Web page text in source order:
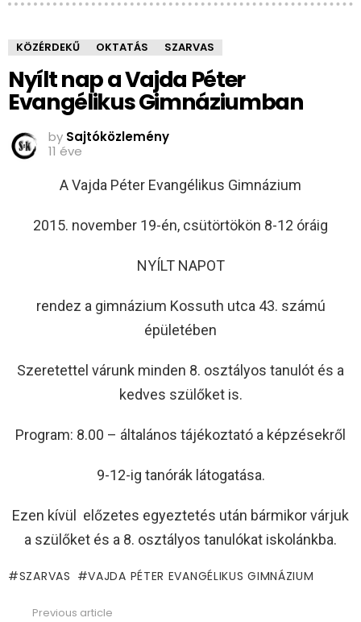
KÖZÉRDEKŰ OKTATÁS SZARVAS
Nyílt nap a Vajda Péter
Evangélikus Gimnáziumban
by Sajtóközlemény
11 éve
A Vajda Péter Evangélikus Gimnázium
2015. november 19-én, csütörtökön 8-12 óráig
NYÍLT NAPOT
rendez a gimnázium Kossuth utca 43. számú
épületében
Szeretettel várunk minden 8. osztályos tanulót és a
kedves szülőket is.
Program: 8.00 – általános tájékoztató a képzésekről
9-12-ig tanórák látogatása.
Ezen kívül előzetes egyeztetés után bármikor várjuk
a szülőket és a 8. osztályos tanulókat iskolánkba.
SZARVAS VAJDA PÉTER EVANGÉLIKUS GIMNÁZIUM
Previous article